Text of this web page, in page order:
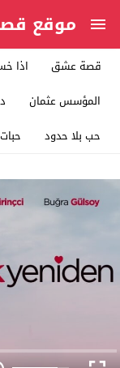
موقع
قصة عشق اذا
المؤسس عثمان
حب بلا حدود